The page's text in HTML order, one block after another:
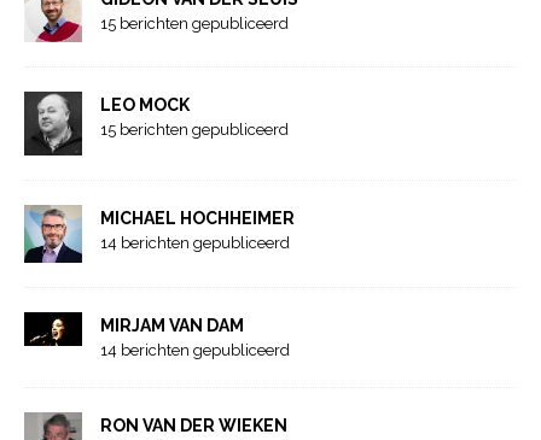
15 berichten gepubliceerd
LEO MOCK
15 berichten gepubliceerd
MICHAEL HOCHHEIMER
14 berichten gepubliceerd
MIRJAM VAN DAM
14 berichten gepubliceerd
RON VAN DER WIEKEN